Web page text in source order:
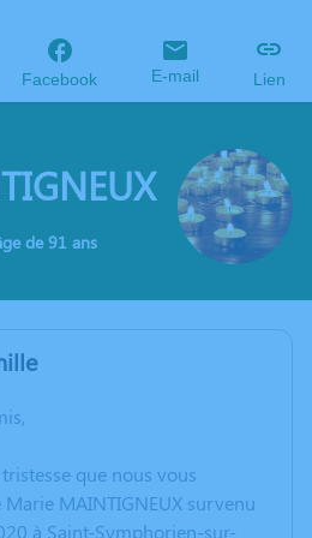
Facebook E-mail Lien
de 91 ans
que nous vous
MAINTIGNEUX survenu
à Saint-Symphorien-sur-